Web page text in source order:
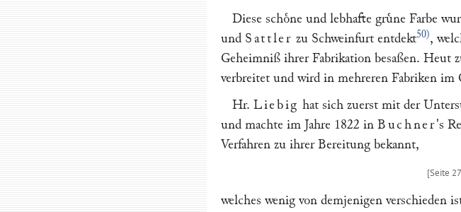
Diese schoͤne und lebhafte gruͤne Farbe
und Sattler zu Schweinfurt entdekt50),
Geheimniß ihrer Fabrikation besaßen. Heut
verbreitet und wird in mehreren Fabriken im
Hr. Liebig hat sich zuerst mit der
und machte im Jahre 1822 in Buchner's
Verfahren zu ihrer Bereitung bekannt,
welches wenig von demjenigen verschieden